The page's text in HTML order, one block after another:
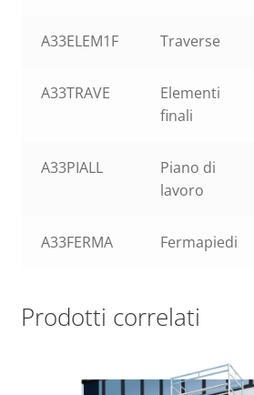
A33ELEM1F Traverse
A33TRAVE
Elementi
finali
A33PIALL
Piano di
lavoro
A33FERMA Fermapiedi
Prodotti correlati